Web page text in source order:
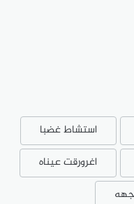
استشاط غضبا
اغرورقت عيناه